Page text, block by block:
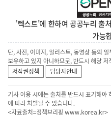
'텍스트'에 한하여 공공누리 출
가능
단, 사진, 이미지, 일러스트, 동영상 등의
보유하고 있지 아니하므로, 반드시 해당
저작권정책
담당자안내
기사 이용 시에는 출처를 반드시 표기해야
에 따라 처벌될 수 있습니다.
<자료출처=정책브리핑 www.korea.kr>